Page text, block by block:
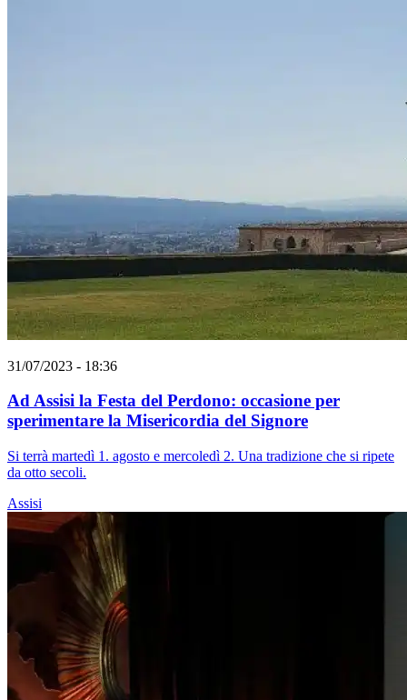
31/07/2023 - 18:36
Ad Assisi la Festa del Perdono: occasione per
sperimentare la Misericordia del Signore
Si terrà martedì 1. agosto e mercoledì 2. Una tradizione che si ripete
da otto secoli.
Assisi